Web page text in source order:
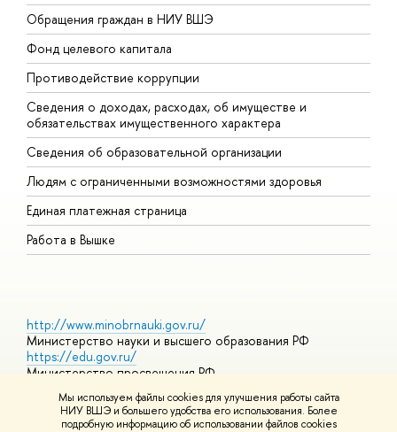
Мы используем файлы cookies для улучшения работы сайта
НИУ ВШЭ и большего удобства его использования. Более
подробную информацию об использовании файлов cookies
Обращения граждан в НИУ ВШЭ
Фонд целевого капитала
Противодействие коррупции
Сведения о доходах, расходах, об имуществе и
обязательствах имущественного характера
Сведения об образовательной организации
Людям с ограниченными возможностями здоровья
Единая платежная страница
Работа в Вышке
http://www.minobrnauki.gov.ru/
Министерство науки и высшего образования РФ
https://edu.gov.ru/
Министерство просвещения РФ
https://elearning.hse.ru/mooc
Массовые открытые онлайн-курсы